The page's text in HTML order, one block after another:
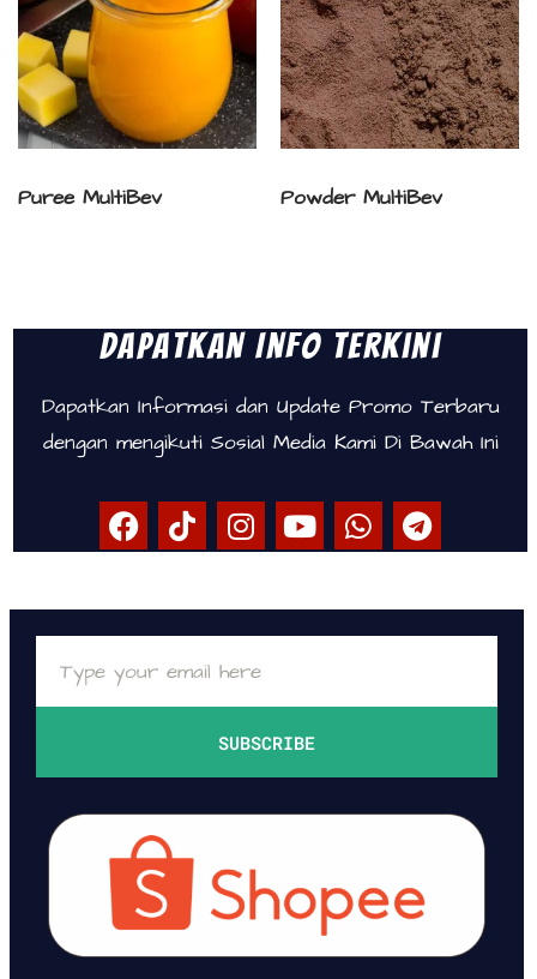
Puree MultiBev Powder MultiBev
Dapatkan Info Terkini
Dapatkan Informasi dan Update Promo Terbaru
dengan mengikuti Sosial Media Kami Di Bawah Ini
SUBSCRIBE